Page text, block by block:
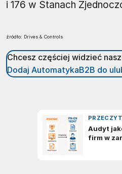
i 176 w Stanach
źródło: Drives & Controls
Chcesz częściej widzieć
Dodaj AutomatykaB2B do